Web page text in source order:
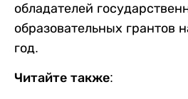
обладателей
образовательных грантов
год.
Читайте также: